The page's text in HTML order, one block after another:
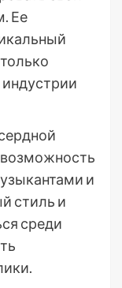
Ее
индустрии
и
стиль и
среди